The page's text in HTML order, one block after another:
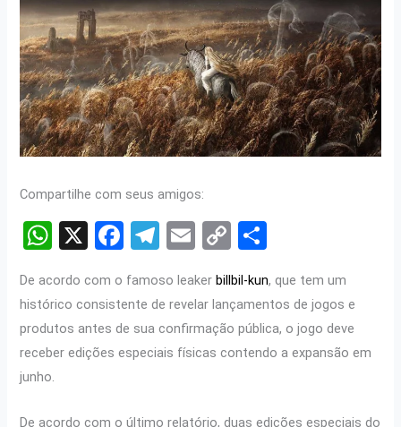
Compartilhe com seus amigos:
W
at
s
A
p
X
F
ce
b
o
T
e
gr
a
E
ail
C
py
Li
n
ar
e
De acordo com o famoso leakerbillbil-kun, que tem um
histórico consistente de revelar lançamentos de jogos e
produtos antes de sua confirmação pública, o jogo deve
receber edições especiais físicas contendo a expansão em
junho.
De acordo com o último relatório, duas edições especiais do